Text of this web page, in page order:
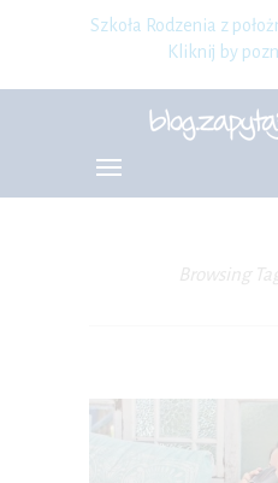
Szkoła Rodzenia z
Kliknij by
Browsing Tag